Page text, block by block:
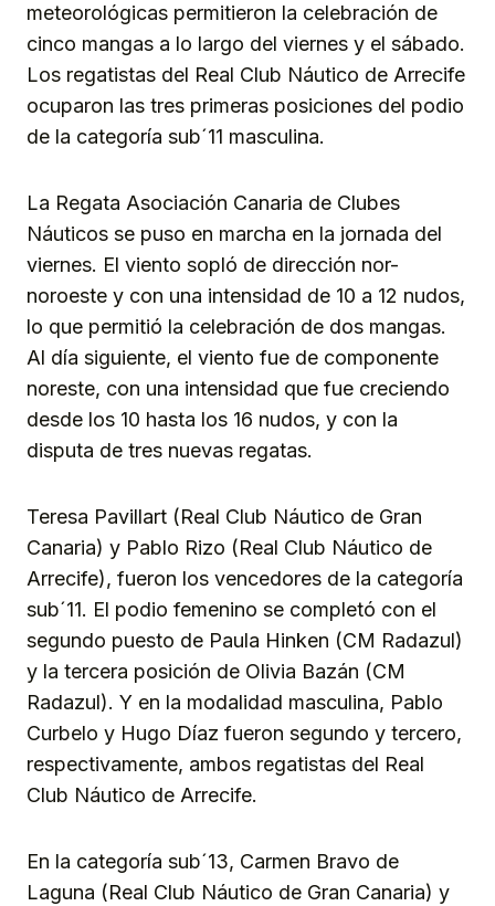
meteorológicas permitieron la celebración de
cinco mangas a lo largo del viernes y el sábado.
Los regatistas del Real Club Náutico de Arrecife
ocuparon las tres primeras posiciones del podio
de la categoría sub´11 masculina.
La Regata Asociación Canaria de Clubes
Náuticos se puso en marcha en la jornada del
viernes. El viento sopló de dirección nor-
noroeste y con una intensidad de 10 a 12 nudos,
lo que permitió la celebración de dos mangas.
Al día siguiente, el viento fue de componente
noreste, con una intensidad que fue creciendo
desde los 10 hasta los 16 nudos, y con la
disputa de tres nuevas regatas.
Teresa Pavillart (Real Club Náutico de Gran
Canaria) y Pablo Rizo (Real Club Náutico de
Arrecife), fueron los vencedores de la categoría
sub´11. El podio femenino se completó con el
segundo puesto de Paula Hinken (CM Radazul)
y la tercera posición de Olivia Bazán (CM
Radazul). Y en la modalidad masculina, Pablo
Curbelo y Hugo Díaz fueron segundo y tercero,
respectivamente, ambos regatistas del Real
Club Náutico de Arrecife.
En la categoría sub´13, Carmen Bravo de
Laguna (Real Club Náutico de Gran Canaria) y